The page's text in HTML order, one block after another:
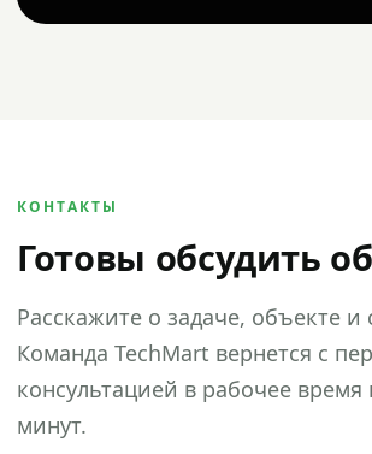
КОНТАКТЫ
Готовы обсудить
Расскажите о задаче, объекте и
Команда TechMart вернется с
консультацией в рабочее время
минут.